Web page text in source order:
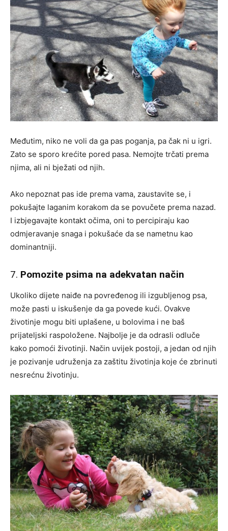
Međutim, niko ne voli da ga pas poganja, pa čak ni u igri.
Zato se sporo krećite pored pasa. Nemojte trčati prema
njima, ali ni bježati od njih.
Ako nepoznat pas ide prema vama, zaustavite se, i
pokušajte laganim korakom da se povučete prema nazad.
I izbjegavajte kontakt očima, oni to percipiraju kao
odmjeravanje snaga i pokušaće da se nametnu kao
dominantniji.
7. Pomozite psima na adekvatan način
Ukoliko dijete naiđe na povređenog ili izgubljenog psa,
može pasti u iskušenje da ga povede kući. Ovakve
životinje mogu biti uplašene, u bolovima i ne baš
prijateljski raspoložene. Najbolje je da odrasli odluče
kako pomoći životinji. Način uvijek postoji, a jedan od njih
je pozivanje udruženja za zaštitu životinja koje će zbrinuti
nesrećnu životinju.